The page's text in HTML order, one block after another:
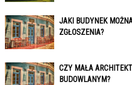
JAKI BUDYNEK
ZGŁOSZENIA?
CZY MAŁA
BUDOWLANYM?